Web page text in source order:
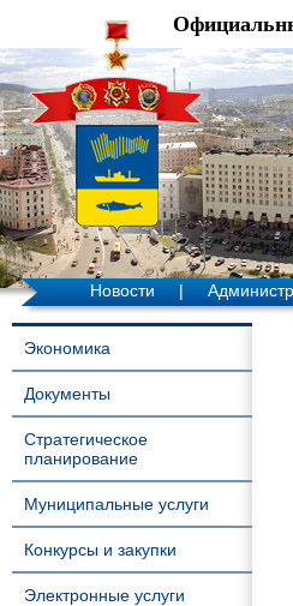
Новости |
Экономика
Документы
Стратегическое
планирование
Муниципальные услуги
Конкурсы и закупки
Электронные услуги